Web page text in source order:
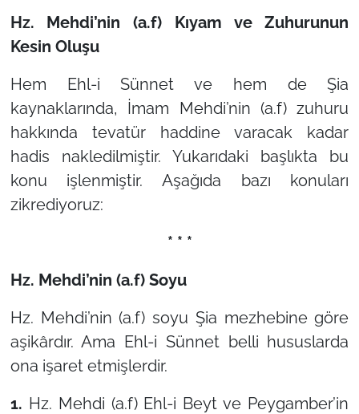
Hz. Mehdi’nin (a.f) Kıyam ve Zuhurunun
Kesin Oluşu
Hem Ehl-i Sünnet ve hem de Şia
kaynaklarında, İmam Mehdi’nin (a.f) zuhuru
hakkında tevatür haddine varacak kadar
hadis nakledilmiştir. Yukarıdaki başlıkta bu
konu işlenmiştir. Aşağıda bazı konuları
zikrediyoruz:
* * *
Hz. Mehdi’nin (a.f) Soyu
Hz. Mehdi’nin (a.f) soyu Şia mezhebine göre
aşikârdır. Ama Ehl-i Sünnet belli hususlarda
ona işaret etmişlerdir.
1. Hz. Mehdi (a.f) Ehl-i Beyt ve Peygamber’in